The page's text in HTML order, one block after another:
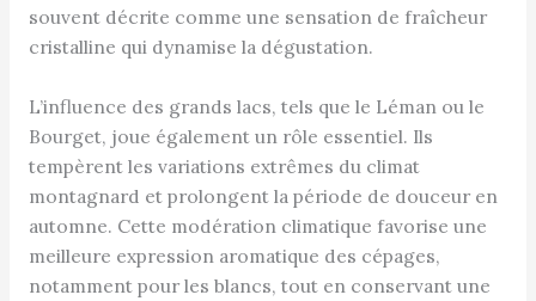
souvent décrite comme une sensation de fraîcheur
cristalline qui dynamise la dégustation.
L’influence des grands lacs, tels que le Léman ou le
Bourget, joue également un rôle essentiel. Ils
tempèrent les variations extrêmes du climat
montagnard et prolongent la période de douceur en
automne. Cette modération climatique favorise une
meilleure expression aromatique des cépages,
notamment pour les blancs, tout en conservant une